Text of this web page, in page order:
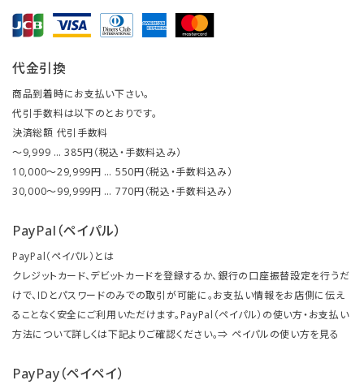
代金引換
商品到着時にお支払い下さい。
代引手数料は以下のとおりです。
決済総額 代引手数料
～9,999 … 385円（税込・手数料込み）
10,000～29,999円 … 550円（税込・手数料込み）
30,000～99,999円 … 770円（税込・手数料込み）
PayPal（ペイパル）
PayPal（ペイパル）とは
クレジットカード、デビットカードを登録するか、銀行の口座振替設定を行うだ
けで、IDとパスワードのみでの取引が可能に。お支払い情報をお店側に伝え
ることなく安全にご利用いただけます。PayPal（ペイパル）の使い方・お支払い
方法について詳しくは下記よりご確認ください。⇒ ペイパルの使い方を見る
PayPay（ペイペイ）